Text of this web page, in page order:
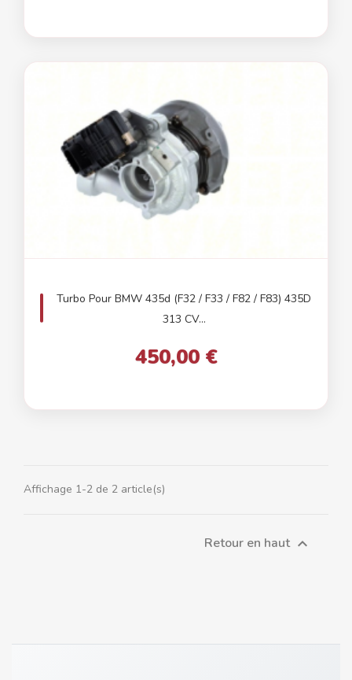
Turbo Pour BMW 435d (F32 / F33 / F82 / F83) 435D
313 CV...
450,00 €
Affichage 1-2 de 2 article(s)
Retour en haut 